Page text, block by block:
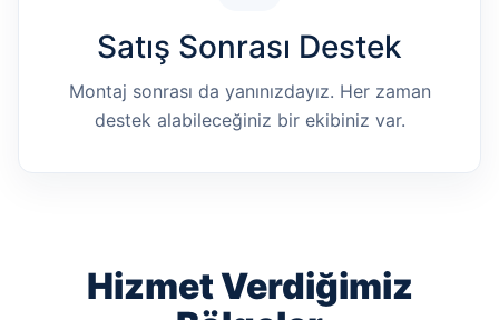
Satış Sonrası Destek
Montaj sonrası da yanınızdayız. Her zaman
destek alabileceğiniz bir ekibiniz var.
Hizmet Verdiğimiz